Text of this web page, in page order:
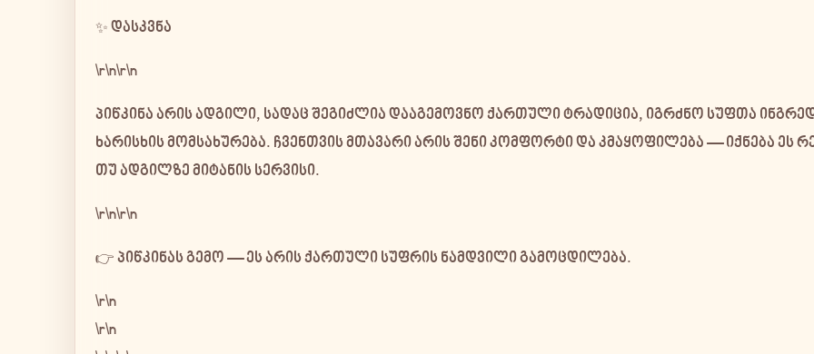
✨ დასკვნა
\r\n\r\n
პიწკინა არის ადგილი, სადაც შეგიძლია დააგემოვნო ქართული ტრადიცია, იგრძნო სუფთა
ხარისხის მომსახურება. ჩვენთვის მთავარი არის შენი კომფორტი და კმაყოფილება — იქნება ეს
თუ ადგილზე მიტანის სერვისი.
\r\n\r\n
👉 პიწკინას გემო — ეს არის ქართული სუფრის ნამდვილი გამოცდილება.
\r\n
\r\n